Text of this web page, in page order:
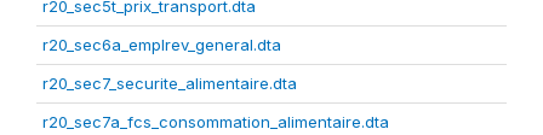
r20_sec5t_prix_transport.dta
r20_sec6a_emplrev_general.dta
r20_sec7_securite_alimentaire.dta
r20_sec7a_fcs_consommation_alimentaire.dta